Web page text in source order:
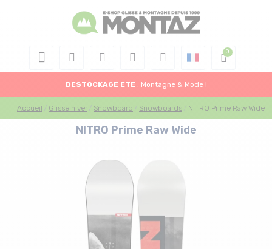
DESTOCKAGE ETE : Montagne & Mode !
Accueil Glisse hiver Snowboard Snowboards NITRO Prime Raw Wide
NITRO Prime Raw Wide